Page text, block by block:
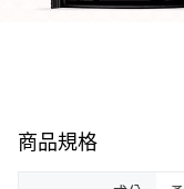
商品規格